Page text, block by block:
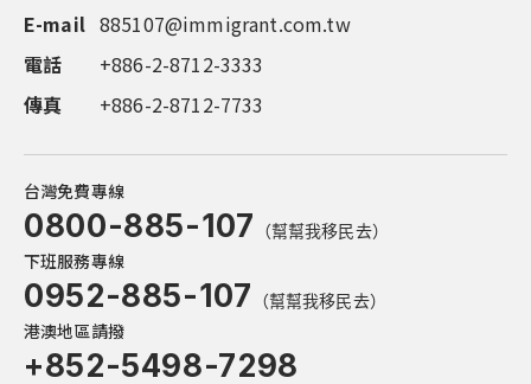
E-mail 885107@immigrant.com.tw
電話
+886-2-8712-3333
傳真
+886-2-8712-7733
電話
+886-3-563-8555
傳真
+886-2-8712-7733
電話
+886-4-2252-1000
傳真
+886-4-2252-1999
電話
+886-6-311-0555
傳真
+886-7-555-9587
電話
+886-7-555-9597
傳真
+886-7-555-9587
台灣免費專線
0800-885-107 （幫幫我移民去）
下班服務專線
0952-885-107 （幫幫我移民去）
港澳地區請撥
+852-5498-7298